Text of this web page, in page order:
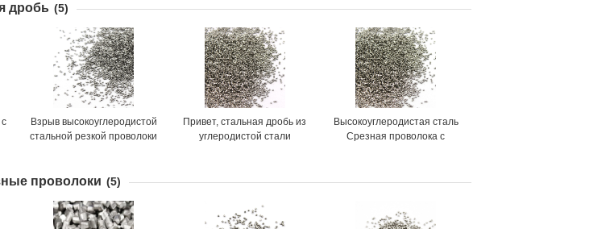
дробь (5)
Взрыв высокоуглеродистой
стальной резкой проволоки
Привет, стальная дробь из
углеродистой стали
Высокоуглеродистая сталь
Срезная проволока с
проволоки (5)